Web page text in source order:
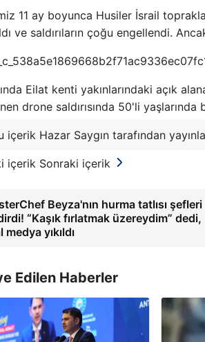
11 ay boyunca Husiler İsrail
ve saldırıların çoğu engellendi.
Eilat kenti yakınlarındaki açık
drone saldırısında 50'li
içerik Hazar Saygın tarafından
içerik Sonraki içerik
Beyza'nın hurma tatlısı şefleri
“Kaşık fırlatmak üzereydim” dedi,
yıkıldı
Edilen Haberler